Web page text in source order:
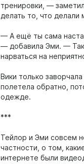
тренировки, —
делать то, что делали
— А ещё ты сама
— добавила Эми. —
нарваться на
Вики только
полетела обратно,
одежде.
***
Тейлор и Эми совсем
частности, о том,
интернете были